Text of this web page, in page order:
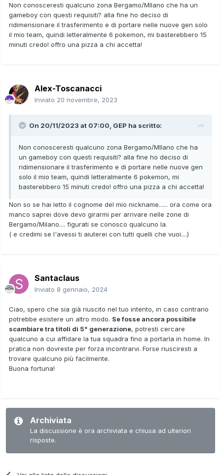
Non conosceresti qualcuno zona Bergamo/MIlano che ha un
gameboy con questi requisiti? alla fine ho deciso di
ridimensionare il trasferimento e di portare nelle nuove gen solo
il mio team, quindi letteralmente 6 pokemon, mi basterebbero 15
minuti credo! offro una pizza a chi accetta!
Alex-Toscanacci
Inviato 20 novembre, 2023
On 20/11/2023 at 07:00, GEP ha scritto:
Non conosceresti qualcuno zona Bergamo/MIlano che ha
un gameboy con questi requisiti? alla fine ho deciso di
ridimensionare il trasferimento e di portare nelle nuove gen
solo il mio team, quindi letteralmente 6 pokemon, mi
basterebbero 15 minuti credo! offro una pizza a chi accetta!
Non so se hai letto il cognome del mio nickname...... ora come ora
manco saprei dove devo girarmi per arrivare nelle zone di
Bergamo/Milano.... figurati se conosco qualcuno la.
( e credimi se l'avessi ti aiuterei con tutti quelli che vuoi....)
Santaclaus
Inviato 8 gennaio, 2024
Ciao, spero che sia già riuscito nel tuo intento, in caso contrario
potrebbe esistere un altro modo. Se fosse ancora possibile
scambiare tra titoli di 5° generazione, potresti cercare
qualcuno a cui affidare la tua squadra fino a portarla in home. In
pratica non dovreste per forza incontrarvi. Forse riusciresti a
trovare qualcuno più facilmente.
Buona fortuna!
Archiviata
La discussione è ora archiviata e chiusa ad ulteriori
risposte.